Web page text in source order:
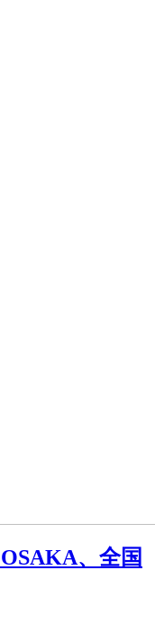
、全国